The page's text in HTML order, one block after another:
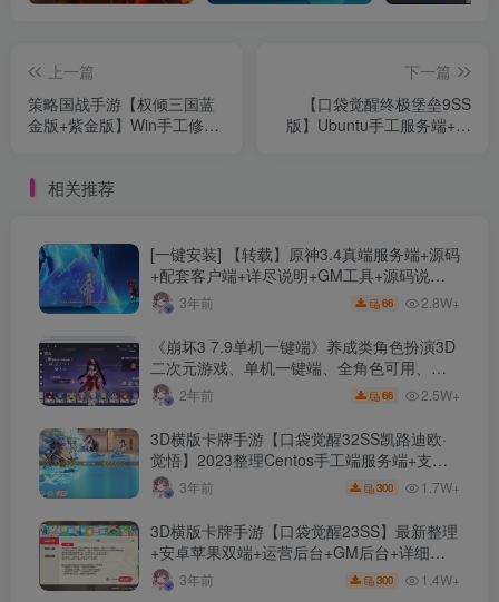
上一篇
策略国战手游【权倾三国蓝
金版+紫金版】Win手工修改
下一篇
【口袋觉醒终极堡垒9SS
版】Ubuntu手工服务端+安
相关推荐
[一键安装] 【转载】原神3.4真端服务端+源码
+配套客户端+详尽说明+GM工具+源码说明
文件3年前 66 2.8W+
《崩坏3 7.9单机一键端》养成类角色扮演3D
二次元游戏、单机一键端、全角色可用、无
限资源、附带保姆级安装教程
2年前 66 2.5W+
3D横版卡牌手游【口袋觉醒32SS凯路迪欧·
觉悟】2023整理Centos手工端服务端+支付
对接+安卓苹果双端+运营后台+GM授权后台
+代理后台
3年前 300 1.7W+
3D横版卡牌手游【口袋觉醒23SS】最新整理
+安卓苹果双端+运营后台+GM后台+详细搭
建教程3年前 300 1.4W+